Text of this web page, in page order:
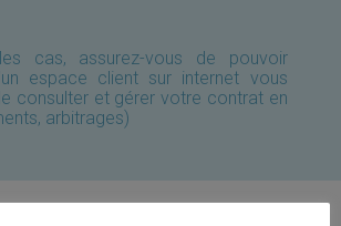
cas, assurez-vous de pouvoir
espace client sur internet vous
consulter et gérer votre contrat en
arbitrages)